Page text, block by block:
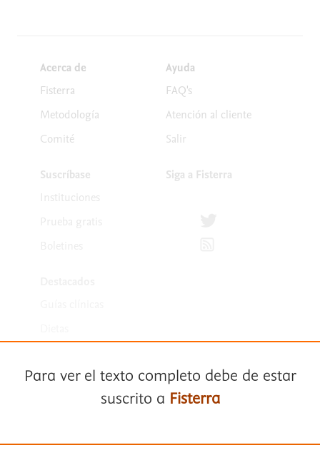
Acerca de
Fisterra
Metodología
Comité
Suscríbase
Instituciones
Ayuda
FAQ's
Atención al cliente
Salir
Siga a Fisterra
Para ver el texto completo debe de estar
suscrito a Fisterra